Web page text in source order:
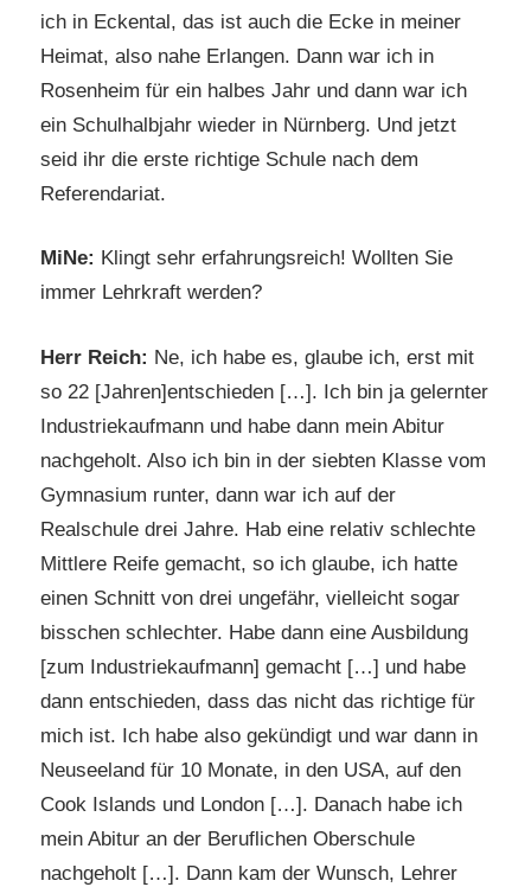
ich in Eckental, das ist auch die Ecke in meiner
Heimat, also nahe Erlangen. Dann war ich in
Rosenheim für ein halbes Jahr und dann war ich
ein Schulhalbjahr wieder in Nürnberg. Und jetzt
seid ihr die erste richtige Schule nach dem
Referendariat.
MiNe: Klingt sehr erfahrungsreich! Wollten Sie
immer Lehrkraft werden?
Herr Reich: Ne, ich habe es, glaube ich, erst mit
so 22 [Jahren]entschieden […]. Ich bin ja gelernter
Industriekaufmann und habe dann mein Abitur
nachgeholt. Also ich bin in der siebten Klasse vom
Gymnasium runter, dann war ich auf der
Realschule drei Jahre. Hab eine relativ schlechte
Mittlere Reife gemacht, so ich glaube, ich hatte
einen Schnitt von drei ungefähr, vielleicht sogar
bisschen schlechter. Habe dann eine Ausbildung
[zum Industriekaufmann] gemacht […] und habe
dann entschieden, dass das nicht das richtige für
mich ist. Ich habe also gekündigt und war dann in
Neuseeland für 10 Monate, in den USA, auf den
Cook Islands und London […]. Danach habe ich
mein Abitur an der Beruflichen Oberschule
nachgeholt […]. Dann kam der Wunsch, Lehrer